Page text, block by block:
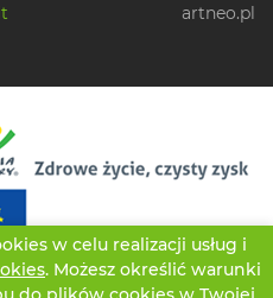
w celu realizacji usług i
. Możesz określić warunki
artneo.pl